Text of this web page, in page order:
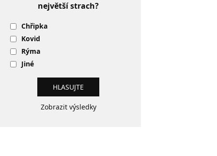
největší strach?
Chřipka
Kovid
Rýma
Jiné
Zobrazit výsledky